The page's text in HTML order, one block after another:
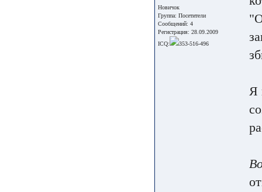
Новичок
Группа: Посетители
Сообщений: 4
Регистрация: 28.09.2009
ICQ:
353-516-496
Я